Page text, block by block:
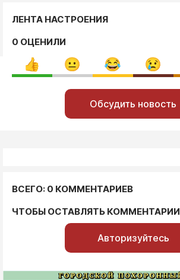
ЛЕНТА НАСТРОЕНИЯ
0 ОЦЕНИЛИ
Обсудить новость
ВСЕГО: 0 КОММЕНТАРИЕВ
ЧТОБЫ ОСТАВЛЯТЬ КОММЕНТАРИИ
Авторизуйтесь